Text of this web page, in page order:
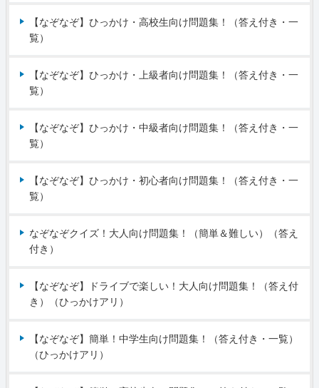
【なぞなぞ】ひっかけ・高校生向け問題集！（答え付き・一
覧）
【なぞなぞ】ひっかけ・上級者向け問題集！（答え付き・一
覧）
【なぞなぞ】ひっかけ・中級者向け問題集！（答え付き・一
覧）
【なぞなぞ】ひっかけ・初心者向け問題集！（答え付き・一
覧）
なぞなぞクイズ！大人向け問題集！（簡単＆難しい）（答え
付き）
【なぞなぞ】ドライブで楽しい！大人向け問題集！（答え付
き）（ひっかけアリ）
【なぞなぞ】簡単！中学生向け問題集！（答え付き・一覧）
（ひっかけアリ）